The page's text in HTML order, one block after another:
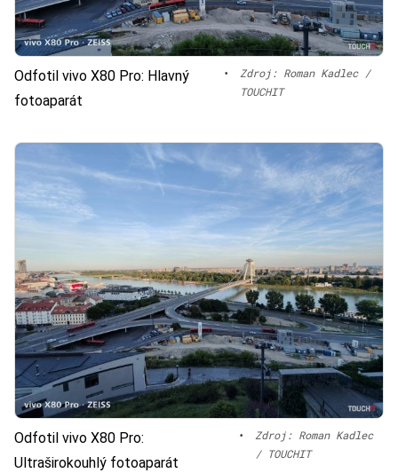
Odfotil vivo X80 Pro: Hlavný
fotoaparát
•
Zdroj: Roman Kadlec /
TOUCHIT
Odfotil vivo X80 Pro:
Ultraširokouhlý fotoaparát
•
Zdroj: Roman Kadlec
/ TOUCHIT